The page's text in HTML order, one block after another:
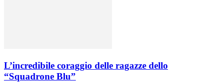
L’incredibile coraggio delle ragazze dello
“Squadrone Blu”